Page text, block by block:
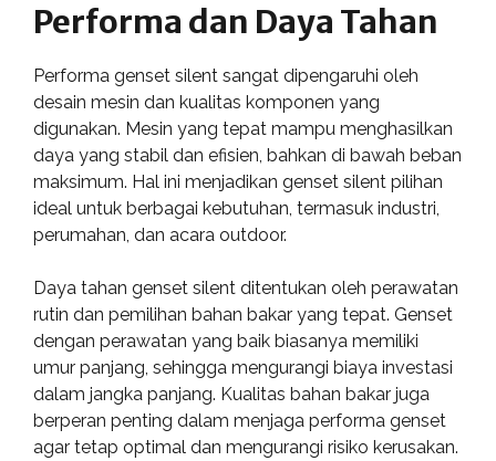
Performa dan Daya Tahan
Performa genset silent sangat dipengaruhi oleh
desain mesin dan kualitas komponen yang
digunakan. Mesin yang tepat mampu menghasilkan
daya yang stabil dan efisien, bahkan di bawah beban
maksimum. Hal ini menjadikan genset silent pilihan
ideal untuk berbagai kebutuhan, termasuk industri,
perumahan, dan acara outdoor.
Daya tahan genset silent ditentukan oleh perawatan
rutin dan pemilihan bahan bakar yang tepat. Genset
dengan perawatan yang baik biasanya memiliki
umur panjang, sehingga mengurangi biaya investasi
dalam jangka panjang. Kualitas bahan bakar juga
berperan penting dalam menjaga performa genset
agar tetap optimal dan mengurangi risiko kerusakan.